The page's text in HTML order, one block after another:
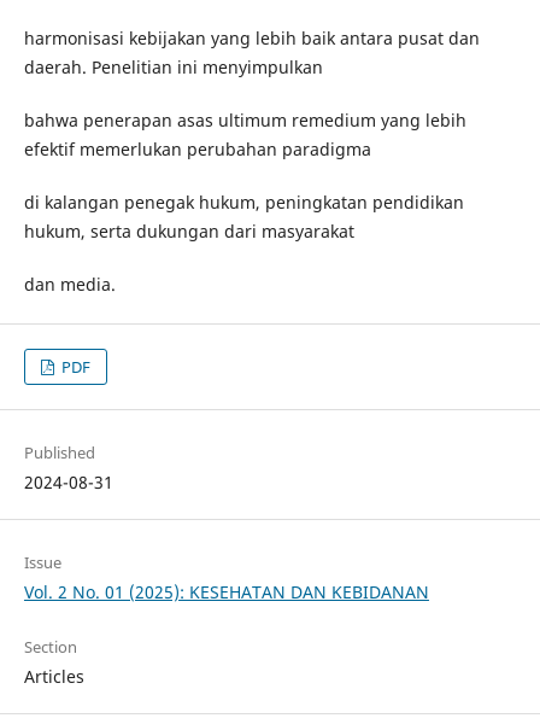
harmonisasi kebijakan yang lebih baik antara pusat dan
daerah. Penelitian ini menyimpulkan
bahwa penerapan asas ultimum remedium yang lebih
efektif memerlukan perubahan paradigma
di kalangan penegak hukum, peningkatan pendidikan
hukum, serta dukungan dari masyarakat
dan media.
PDF
Published
2024-08-31
Issue
Vol. 2 No. 01 (2025): KESEHATAN DAN KEBIDANAN
Section
Articles